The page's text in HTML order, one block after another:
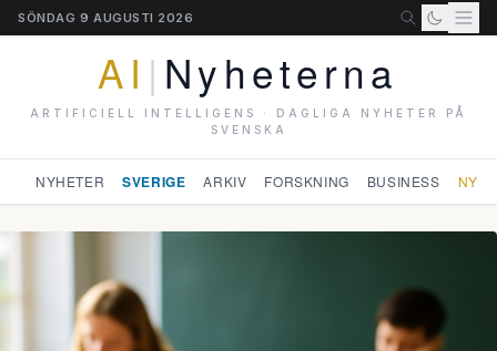
SÖNDAG 9 AUGUSTI 2026
AI | Nyheterna
ARTIFICIELL INTELLIGENS · DAGLIGA NYHETER PÅ
SVENSKA
NYHETER SVERIGE ARKIV FORSKNING BUSINESS